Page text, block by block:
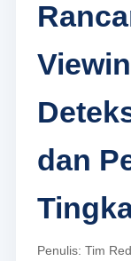
dan
Penulis: Tim